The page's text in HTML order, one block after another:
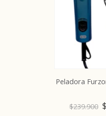
Peladora
$239.900 $